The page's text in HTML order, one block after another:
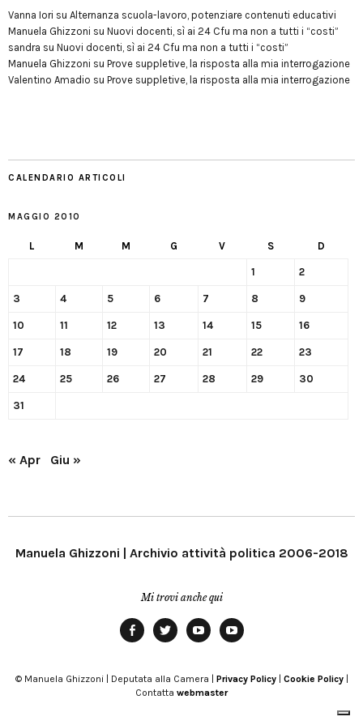
Vanna Iori su Alternanza scuola-lavoro, potenziare contenuti educativi
Manuela Ghizzoni su Nuovi docenti, sì ai 24 Cfu ma non a tutti i “costi”
sandra su Nuovi docenti, sì ai 24 Cfu ma non a tutti i “costi”
Manuela Ghizzoni su Prove suppletive, la risposta alla mia interrogazione
Valentino Amadio su Prove suppletive, la risposta alla mia interrogazione
CALENDARIO ARTICOLI
MAGGIO 2010
L M M G V S D
1 2
3 4 5 6 7 8 9
10 11 12 13 14 15 16
17 18 19 20 21 22 23
24 25 26 27 28 29 30
31
« Apr Giu »
Manuela Ghizzoni | Archivio attività politica 2006-2018
Mi trovi anche qui
Modena
© Manuela Ghizzoni | Deputata alla Camera | Privacy Policy| Cookie Policy|
Contatta webmaster